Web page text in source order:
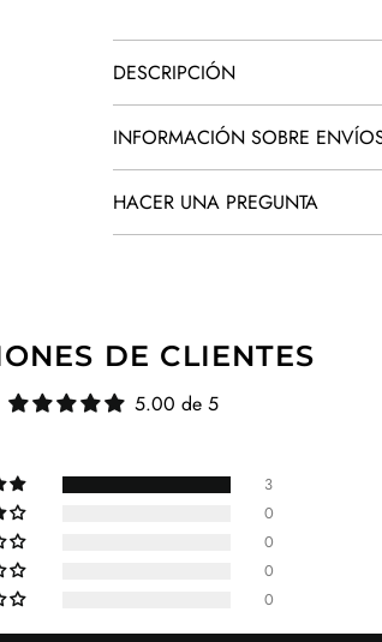
DESCRIPCIÓN
INFORMACIÓN SOBRE
HACER UNA PREGUNTA
DE CLIENTES
5.00 de 5
3
0
0
0
0